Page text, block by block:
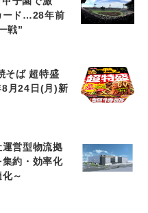
ード…28年前
戦”
そば 超特盛
月24日(月)新
営型物流拠
約・効率化
～